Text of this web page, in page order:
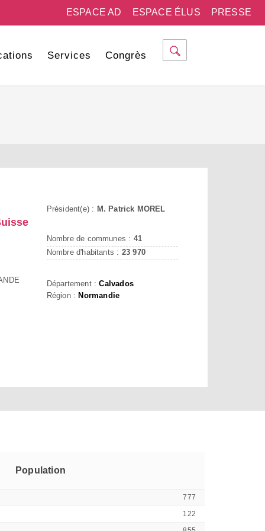
PRESSE
ESPACE ÉLUS
ESPACE AD
Services Congrès
Président(e) : M. Patrick MOREL
Nombre de communes : 41
Nombre d'habitants : 23 970
Département :Calvados
Région : Normandie
Population
777
122